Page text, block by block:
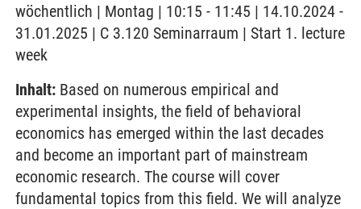
wöchentlich | Montag | 10:15 - 11:45 | 14.10.2024 -
31.01.2025 | C 3.120 Seminarraum | Start 1. lecture
week
Inhalt: Based on numerous empirical and
experimental insights, the field of behavioral
economics has emerged within the last decades
and become an important part of mainstream
economic research. The course will cover
fundamental topics from this field. We will analyze